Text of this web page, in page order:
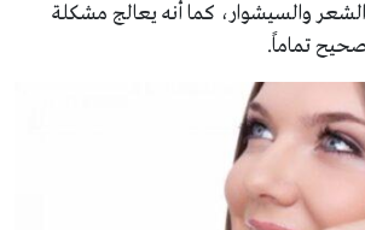
والسيشوار، كما أنه يعالج مشكلة
تماماً.